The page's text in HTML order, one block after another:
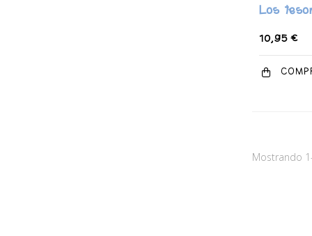
Los
10,95 €
Mostrando